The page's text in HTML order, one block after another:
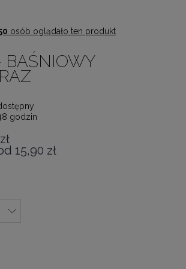
osób oglądało ten produkt
BAŚNIOWY
godzin
15,90 zł